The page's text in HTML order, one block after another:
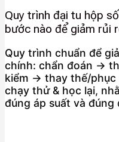
Quy trình đại tu hộp
bước nào để giảm rủi
Quy trình chuẩn để
chính: chẩn đoán →
kiểm → thay thế/
chạy thử & học lại,
đúng áp suất và đúng